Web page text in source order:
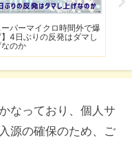
ーパーマイクロ時間外で爆
】4日ぶりの反発はダマし
なのか
なっており、個人サ
源の確保のため、ご